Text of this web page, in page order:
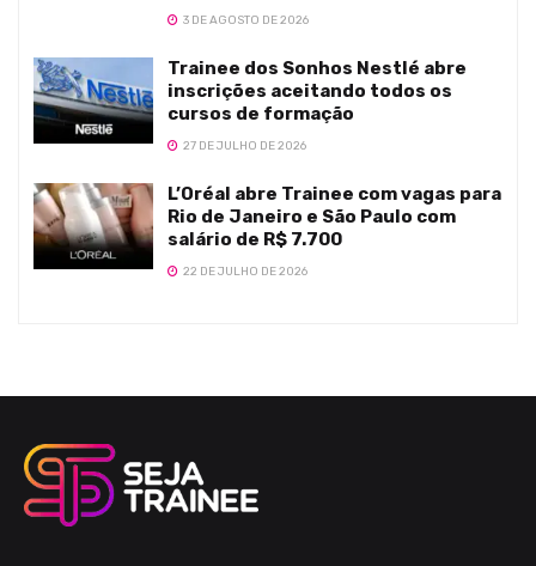
3 DE AGOSTO DE 2026
Trainee dos Sonhos Nestlé abre
inscrições aceitando todos os
cursos de formação
27 DE JULHO DE 2026
L’Oréal abre Trainee com vagas para
Rio de Janeiro e São Paulo com
salário de R$ 7.700
22 DE JULHO DE 2026